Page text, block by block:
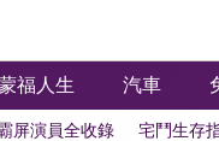
福人生 汽車
屏演員全收錄 宅鬥生存